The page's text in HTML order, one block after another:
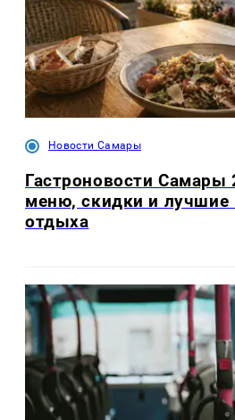
Новости Самары
Гастроновости Самары
меню, скидки и лучшие
отдыха